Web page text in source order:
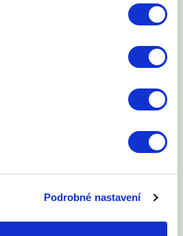
Podrobné nastavení
smíšeného zdiva
informací